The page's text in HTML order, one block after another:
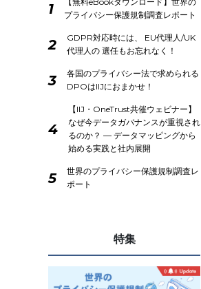
1
プライバシー保護規制調査レポート
2
GDPR対応時には、 EU代理人/UK
代理人の 選任もお忘れなく！
3
各国のプライバシー法で求められる
DPOはIIJにおまかせ！
4
【IIJ・OneTrust共催ウェビナー】
なぜ今データガバナンスが重視され
るのか？ ― データマッピングから
始める実践と社内展開
5
世界のプライバシー保護規制調査レ
ポート
特集